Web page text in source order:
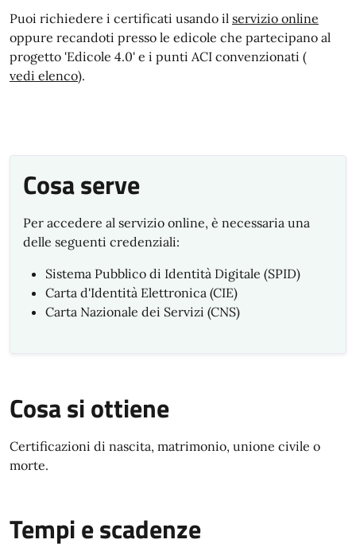
Puoi richiedere i certificati usando il servizio online
oppure recandoti presso le edicole che partecipano al
progetto 'Edicole 4.0' e i punti ACI convenzionati (
vedi elenco).
Cosa serve
Per accedere al servizio online, è necessaria una
delle seguenti credenziali:
Sistema Pubblico di Identità Digitale (SPID)
Carta d'Identità Elettronica (CIE)
Carta Nazionale dei Servizi (CNS)
Cosa si ottiene
Certificazioni di nascita, matrimonio, unione civile o
morte.
Tempi e scadenze